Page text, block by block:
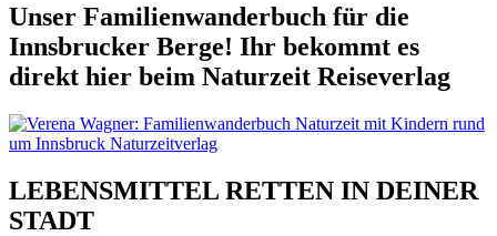
Unser Familienwanderbuch für die
Innsbrucker Berge! Ihr bekommt es
direkt hier beim Naturzeit Reiseverlag
LEBENSMITTEL RETTEN IN DEINER
STADT